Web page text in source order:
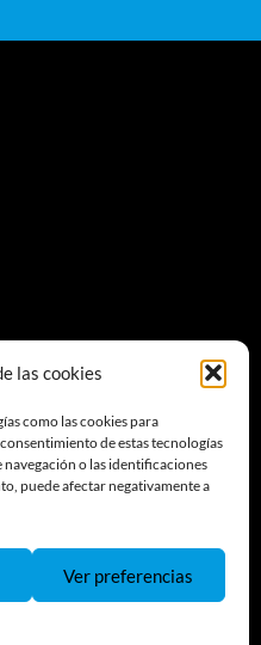
las cookies
como las cookies para
de estas tecnologías
o las identificaciones
puede afectar negativamente a
Ver preferencias